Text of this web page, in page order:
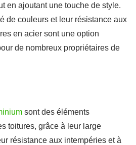
en ajoutant une touche de style.
de couleurs et leur résistance aux
en acier sont une option
de nombreux propriétaires de
sont des éléments
toitures, grâce à leur large
résistance aux intempéries et à